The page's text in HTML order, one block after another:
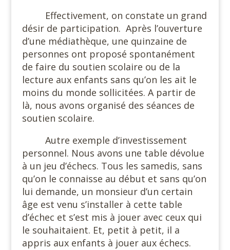
Effectivement, on constate un grand
désir de participation. Après l’ouverture
d’une médiathèque, une quinzaine de
personnes ont proposé spontanément
de faire du soutien scolaire ou de la
lecture aux enfants sans qu’on les ait le
moins du monde sollicitées. A partir de
là, nous avons organisé des séances de
soutien scolaire.
Autre exemple d’investissement
personnel. Nous avons une table dévolue
à un jeu d’échecs. Tous les samedis, sans
qu’on le connaisse au début et sans qu’on
lui demande, un monsieur d’un certain
âge est venu s’installer à cette table
d’échec et s’est mis à jouer avec ceux qui
le souhaitaient. Et, petit à petit, il a
appris aux enfants à jouer aux échecs.